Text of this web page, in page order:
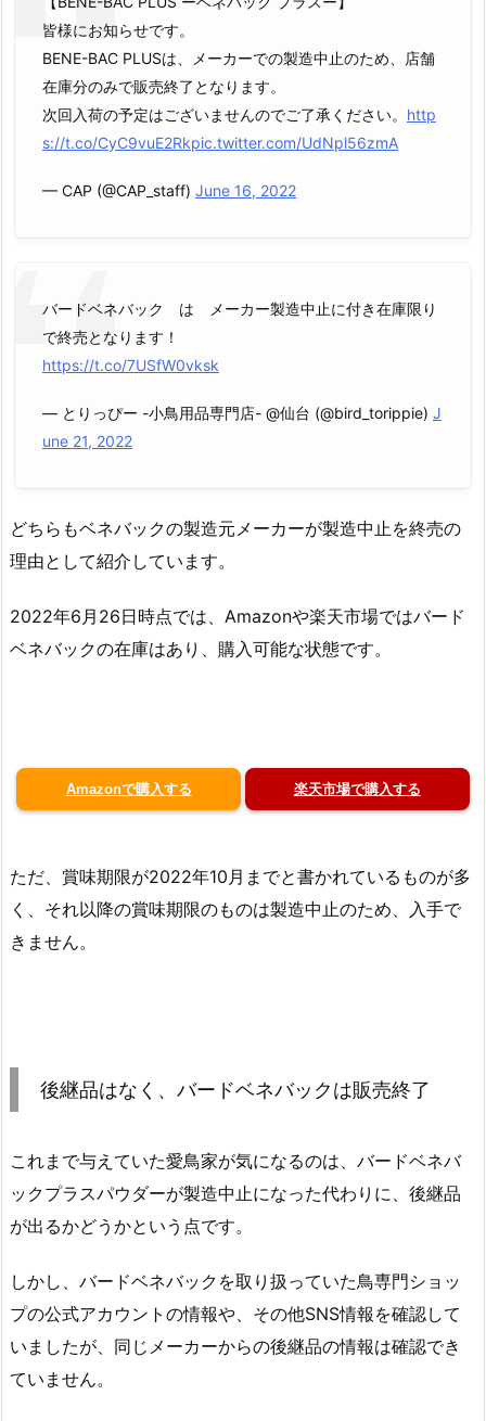
皆様にお知らせです。
BENE-BAC PLUSは、メーカーでの製造中止のため、店舗
在庫分のみで販売終了となります。
次回入荷の予定はございませんのでご了承ください。 http
s://t.co/CyC9vuE2Rkpic.twitter.com/UdNpl56zmA
— CAP (@CAP_staff) June 16, 2022
バードベネバック は メーカー製造中止に付き在庫限り
で終売となります！
https://t.co/7USfW0vksk
— とりっぴー -小鳥用品専門店- @仙台 (@bird_torippie) J
une 21, 2022
どちらもベネバックの製造元メーカーが製造中止を終売の
理由として紹介しています。
2022年6月26日時点では、Amazonや楽天市場ではバード
ベネバックの在庫はあり、購入可能な状態です。
Amazonで購入する 楽天市場で購入する
ただ、賞味期限が2022年10月までと書かれているものが多
く、それ以降の賞味期限のものは製造中止のため、入手で
きません。
後継品はなく、バードベネバックは販売終了
これまで与えていた愛鳥家が気になるのは、バードベネバ
ックプラスパウダーが製造中止になった代わりに、後継品
が出るかどうかという点です。
しかし、バードベネバックを取り扱っていた鳥専門ショッ
プの公式アカウントの情報や、その他SNS情報を確認して
いましたが、同じメーカーからの後継品の情報は確認でき
ていません。